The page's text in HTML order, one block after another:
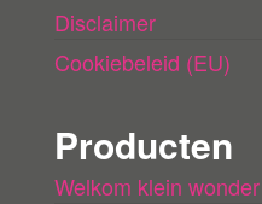
Disclaimer
Cookiebeleid (EU)
Producten
Welkom klein wonder